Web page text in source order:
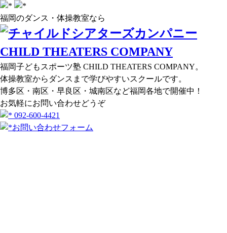
福岡のダンス・体操教室なら
福岡子どもスポーツ塾 CHILD THEATERS COMPANY。
体操教室からダンスまで学びやすいスクールです。
博多区・南区・早良区・城南区など福岡各地で開催中！
お気軽にお問い合わせどうぞ
092-600-4421
お問い合わせフォーム